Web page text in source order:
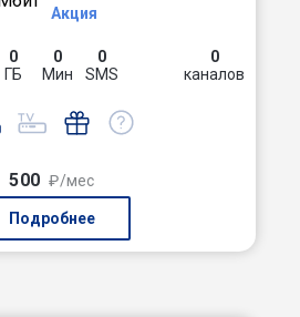
Акция
0
ГБ
0
Мин
0
SMS
0
каналов
500 ₽/мес
Подробнее